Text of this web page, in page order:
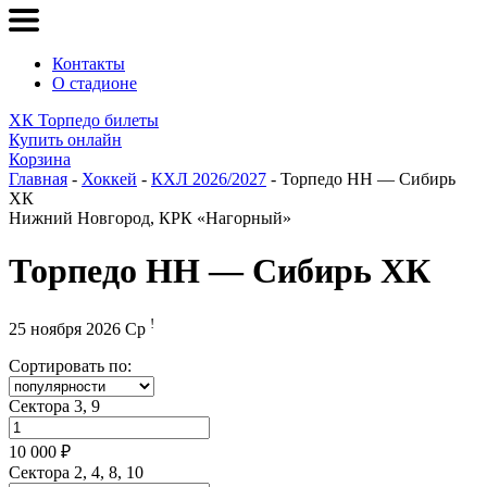
Контакты
О стадионе
ХК Торпедо билеты
Купить онлайн
Корзина
Главная - Хоккей - КХЛ 2026/2027 - Торпедо НН — Сибирь
ХК
Нижний Новгород, КРК «Нагорный»
Торпедо НН — Сибирь ХК
25 ноября 2026 Ср !
Сортировать по:
Сектора 3, 9
10 000 ₽
Сектора 2, 4, 8, 10